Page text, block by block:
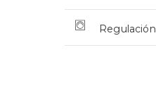
Regulación